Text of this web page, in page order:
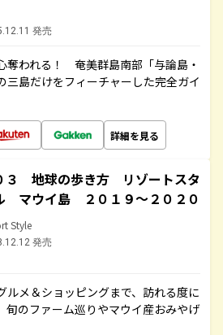
発売
奪われる！ 奄美群島南部「与論島・
三島だけをフィーチャーした完全ガイ
詳細を見る
３ 地球の歩き方 リゾートスタ
マウイ島 ２０１９～２０２０
Style
発売
ルメ＆ショッピングまで、訪れる度に
旬のファーム巡りやマウイ産おみやげ